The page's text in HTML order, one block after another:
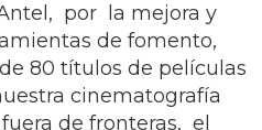
por la mejora y
de fomento,
80 títulos de películas
cinematografía
de fronteras, el